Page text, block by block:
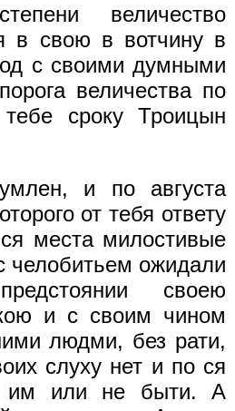
величество
в свою в вотчину в
с своими думными
величества по
тебе сроку Троицын
и по августа
от тебя ответу
места милостивые
челобитьем ожидали
своею
и с своим чином
людми, без рати,
слуху нет и по ся
им или не быти. А